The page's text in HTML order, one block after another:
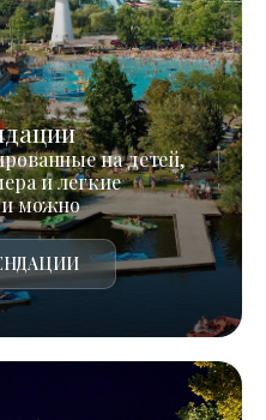
на детей,
и легкие
можно